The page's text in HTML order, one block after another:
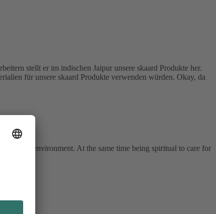
stellt er im indischen Jaipur unsere skaard Produkte her.
für unsere skaard Produkte verwenden würden. Okay, da
and the environment. At the same time being spiritual to care for